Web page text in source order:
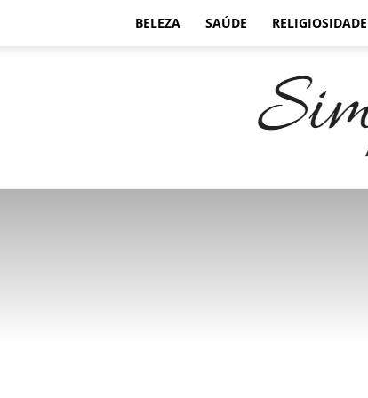
BELEZA SAÚDE RELIGIOSIDADE